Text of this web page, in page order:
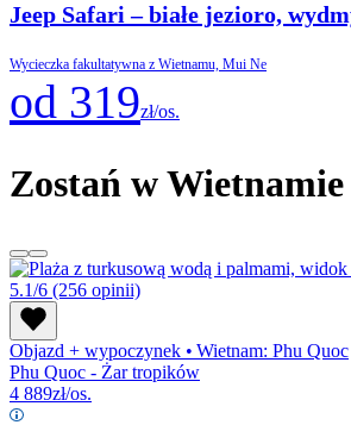
Jeep Safari – białe jezioro,
Wycieczka fakultatywna z Wietnamu, Mui Ne
od 319zł/os.
Zostań w Wietnamie
5.1/6 (256 opinii)
Objazd + wypoczynek • Wietnam: Phu Quoc
Phu Quoc - Żar tropików
4 889zł/os.